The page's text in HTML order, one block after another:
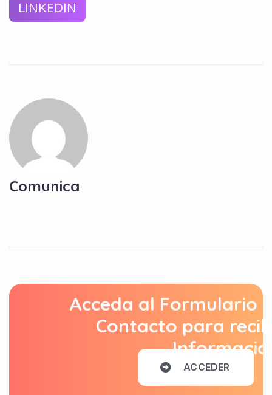
LINKEDIN
Comunica
Acceda al Formulario
Contacto para
ACCEDER